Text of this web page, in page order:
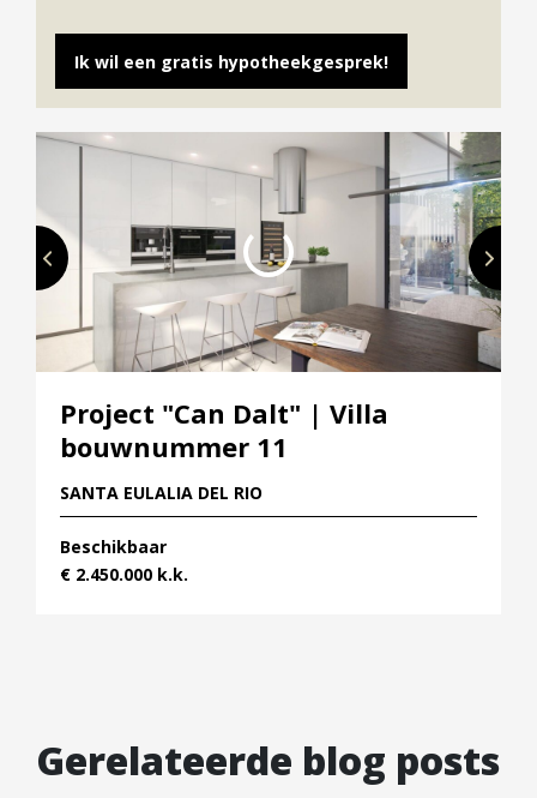
Aantal kamers
Ik wil een gratis hypotheekgesprek!
Project "Can Dalt" | Villa
bouwnummer 11
SANTA EULALIA DEL RIO
Beschikbaar
€ 2.450.000 k.k.
Gerelateerde blog posts